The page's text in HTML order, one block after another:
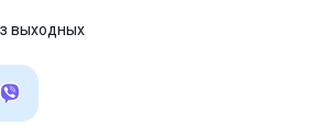
выходных